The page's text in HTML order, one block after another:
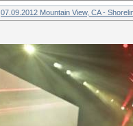
07.09.2012 Mountain View, CA -